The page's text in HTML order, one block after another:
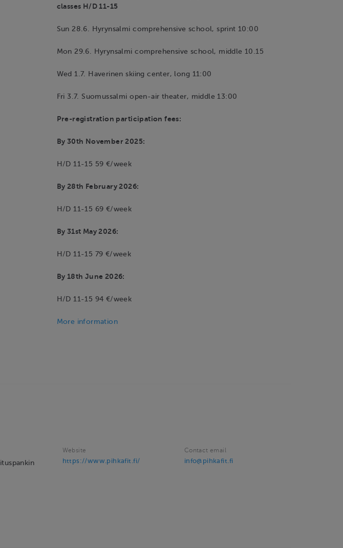
classes H/D 11-15
Sun 28.6. Hyrynsalmi comprehensive school, sprint 10:00
Mon 29.6. Hyrynsalmi comprehensive school, middle 10.15
Wed 1.7. Haverinen skiing center, long 11:00
Fri 3.7. Suomussalmi open-air theater, middle 13:00
Pre-registration participation fees:
By 30th November 2025:
H/D 11-15 59 €/week
By 28th February 2026:
H/D 11-15 69 €/week
By 31st May 2026:
H/D 11-15 79 €/week
By 18th June 2026:
H/D 11-15 94 €/week
More information
Website
https://www.pihkafit.fi/
Contact email
info@pihkafit.fi